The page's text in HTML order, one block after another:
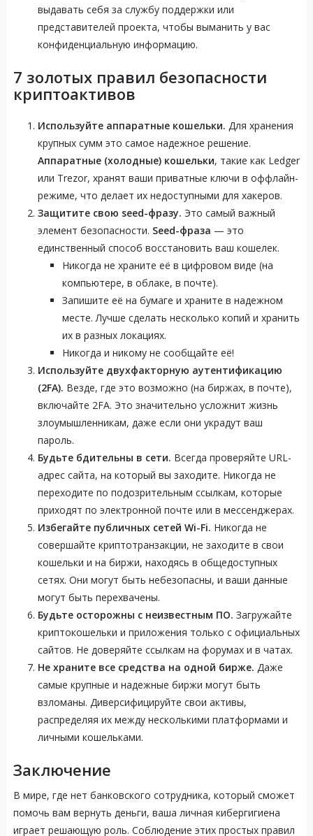
выдавать себя за службу поддержки или
представителей проекта, чтобы выманить у вас
конфиденциальную информацию.
7 золотых правил безопасности
криптоактивов
Используйте аппаратные кошельки. Для хранения
крупных сумм это самое надежное решение.
Аппаратные (холодные) кошельки, такие как Ledger
или Trezor, хранят ваши приватные ключи в оффлайн-
режиме, что делает их недоступными для хакеров.
Защитите свою seed-фразу. Это самый важный
элемент безопасности. Seed-фраза — это
единственный способ восстановить ваш кошелек.
Никогда не храните её в цифровом виде (на
компьютере, в облаке, в почте).
Запишите её на бумаге и храните в надежном
месте. Лучше сделать несколько копий и хранить
их в разных локациях.
Никогда и никому не сообщайте её!
Используйте двухфакторную аутентификацию
(2FA). Везде, где это возможно (на биржах, в почте),
включайте 2FA. Это значительно усложнит жизнь
злоумышленникам, даже если они украдут ваш
пароль.
Будьте бдительны в сети. Всегда проверяйте URL-
адрес сайта, на который вы заходите. Никогда не
переходите по подозрительным ссылкам, которые
приходят по электронной почте или в мессенджерах.
Избегайте публичных сетей Wi-Fi. Никогда не
совершайте криптотранзакции, не заходите в свои
кошельки и на биржи, находясь в общедоступных
сетях. Они могут быть небезопасны, и ваши данные
могут быть перехвачены.
Будьте осторожны с неизвестным ПО. Загружайте
криптокошельки и приложения только с официальных
сайтов. Не доверяйте ссылкам на форумах и в чатах.
Не храните все средства на одной бирже. Даже
самые крупные и надежные биржи могут быть
взломаны. Диверсифицируйте свои активы,
распределяя их между несколькими платформами и
личными кошельками.
Заключение
В мире, где нет банковского сотрудника, который сможет
помочь вам вернуть деньги, ваша личная кибергигиена
играет решающую роль. Соблюдение этих простых правил